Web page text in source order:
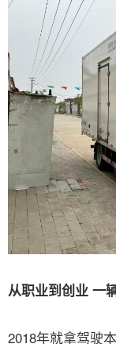
从职业到创业 一
2018年就拿驾驶